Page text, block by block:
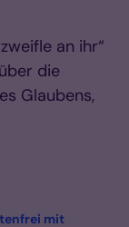
an ihr“
die
Glaubens,
mit